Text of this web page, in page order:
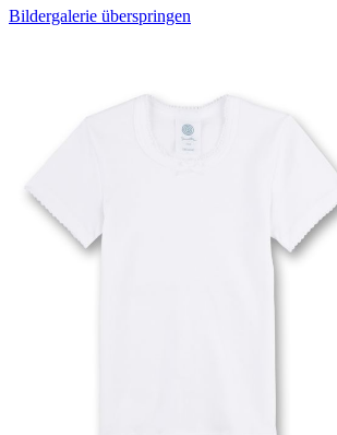
Bildergalerie überspringen